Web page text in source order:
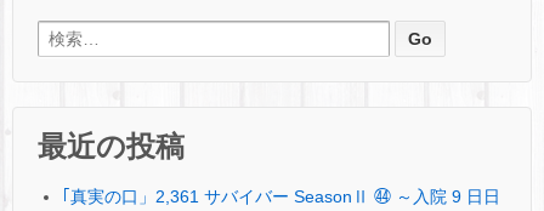
検索:
最近の投稿
｢真実の口」2,361 サバイバー SeasonⅡ ㊹ ～入院 9 日日